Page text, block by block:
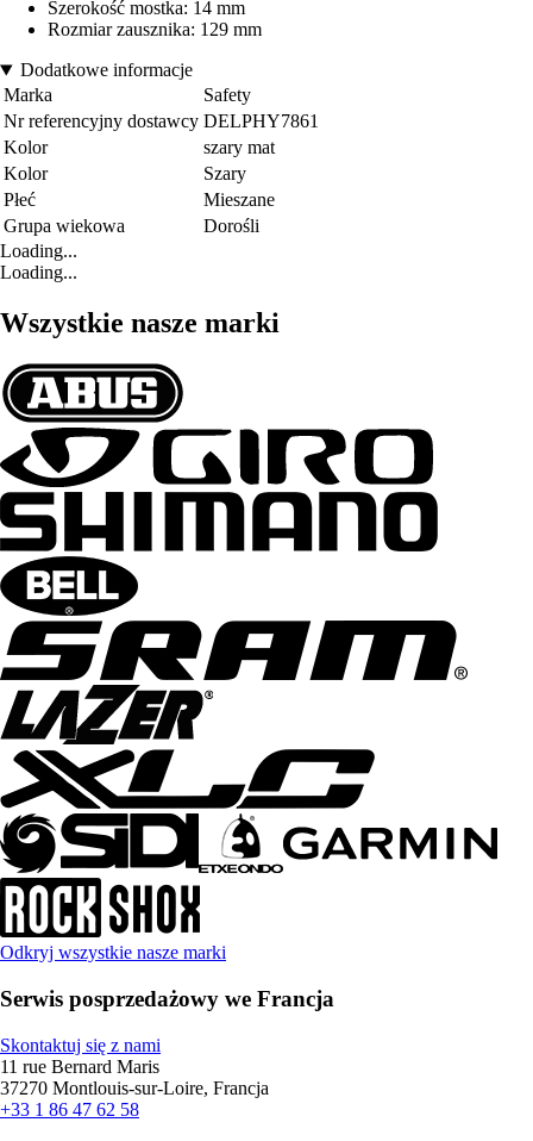
Szerokość mostka: 14 mm
Rozmiar zausznika: 129 mm
Dodatkowe informacje
Marka
Safety
Nr referencyjny dostawcy DELPHY7861
Kolor
szary mat
Kolor
Szary
Płeć
Mieszane
Grupa wiekowa
Dorośli
Loading...
Loading...
Wszystkie nasze marki
Odkryj wszystkie nasze marki
Serwis posprzedażowy we Francja
Skontaktuj się z nami
11 rue Bernard Maris
37270 Montlouis-sur-Loire, Francja
+33 1 86 47 62 58